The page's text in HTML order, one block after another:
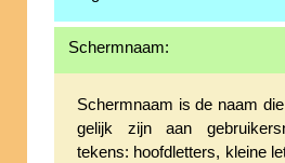
Schermnaam:
Schermnaam is de naam
gelijk zijn aan
tekens: hoofdletters, kleine